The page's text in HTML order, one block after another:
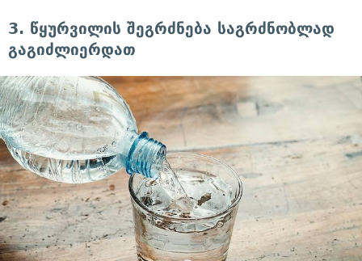
3. წყურვილის შეგრძნება საგრძნობლად
გაგიძლიერდათ